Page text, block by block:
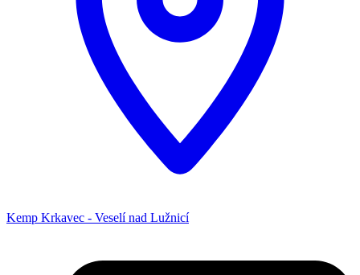
Kemp Krkavec - Veselí nad Lužnicí